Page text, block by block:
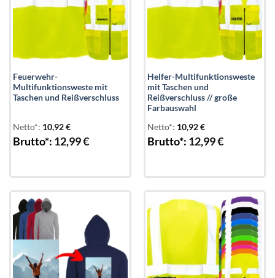
Feuerwehr-
Multifunktionsweste mit
Taschen und Reißverschluss
Netto*: 10,92€
Brutto*: 12,99€
Helfer-Multifunktionsweste
mit Taschen und
Reißverschluss // große
Farbauswahl
Netto*: 10,92€
Brutto*: 12,99€
Add to
wishlist